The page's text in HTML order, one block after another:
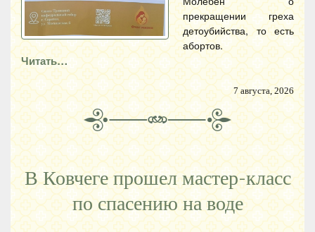
прекращении греха
детоубийства, то есть
абортов.
Читать…
7 августа, 2026
В Ковчеге прошел мастер-класс
по спасению на воде